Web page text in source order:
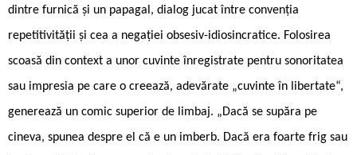
dintre furnică și un papagal, dialog jucat între convenția
repetitivității și cea a negației obsesiv-idiosincratice. Folosirea
scoasă din context a unor cuvinte înregistrate pentru sonoritatea
sau impresia pe care o creează, adevărate „cuvinte în libertate“,
generează un comic superior de limbaj. „Dacă se supăra pe
cineva, spunea despre el că e un imberb. Dacă era foarte frig sau